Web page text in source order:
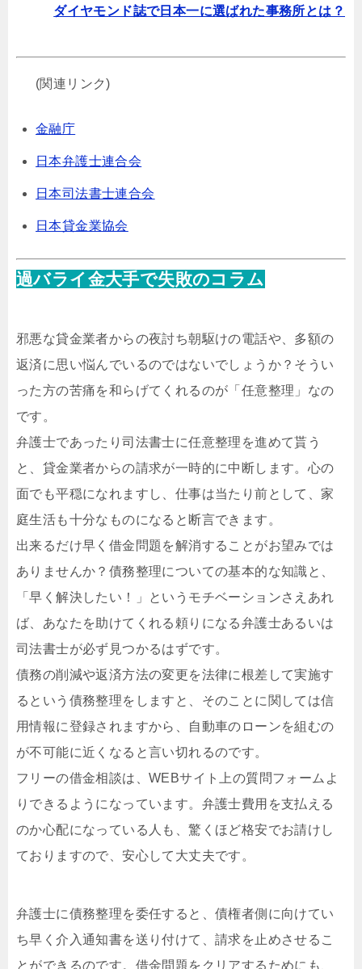
ダイヤモンド誌で日本一に選ばれた事務所とは？
(関連リンク)
金融庁
日本弁護士連合会
日本司法書士連合会
日本貸金業協会
過バライ金大手で失敗のコラム
邪悪な貸金業者からの夜討ち朝駆けの電話や、多額の
返済に思い悩んでいるのではないでしょうか？そうい
った方の苦痛を和らげてくれるのが「任意整理」なの
です。
弁護士であったり司法書士に任意整理を進めて貰う
と、貸金業者からの請求が一時的に中断します。心の
面でも平穏になれますし、仕事は当たり前として、家
庭生活も十分なものになると断言できます。
出来るだけ早く借金問題を解消することがお望みでは
ありませんか？債務整理についての基本的な知識と、
「早く解決したい！」というモチベーションさえあれ
ば、あなたを助けてくれる頼りになる弁護士あるいは
司法書士が必ず見つかるはずです。
債務の削減や返済方法の変更を法律に根差して実施す
るという債務整理をしますと、そのことに関しては信
用情報に登録されますから、自動車のローンを組むの
が不可能に近くなると言い切れるのです。
フリーの借金相談は、WEBサイト上の質問フォームよ
りできるようになっています。弁護士費用を支払える
のか心配になっている人も、驚くほど格安でお請けし
ておりますので、安心して大丈夫です。
弁護士に債務整理を委任すると、債権者側に向けてい
ち早く介入通知書を送り付けて、請求を止めさせるこ
とができるのです。借金問題をクリアするためにも、